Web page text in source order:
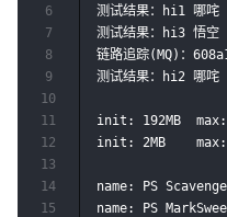
测试结果：hi1 哪咤
测试结果：hi3 悟空
链路追踪(MQ)：
测试结果：hi2 哪咤
init: 192MB	 max: 2708MB	 used: 43MB	 committed: 184MB	 use rate: 23%
init: 2MB	 max: 0MB	 used: 13MB	 committed: 14MB	 use rate: 95%
name: PS Scavenge	 count:0	 took:0	 pool name:[PS Eden Space, PS Survivor Space]
name: PS MarkSweep	 count:0	 took:0	 pool name:[PS Eden Space, PS Survivor Space, PS
6
7
8
9
10
11
12
13
14
15